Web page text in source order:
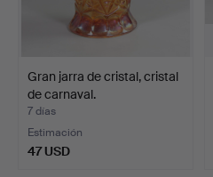
Gran jarra de cristal, cristal
de carnaval.
7 días
Estimación
47 USD